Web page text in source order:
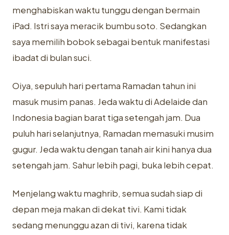
menghabiskan waktu tunggu dengan bermain
iPad. Istri saya meracik bumbu soto. Sedangkan
saya memilih bobok sebagai bentuk manifestasi
ibadat di bulan suci.
Oiya, sepuluh hari pertama Ramadan tahun ini
masuk musim panas. Jeda waktu di Adelaide dan
Indonesia bagian barat tiga setengah jam. Dua
puluh hari selanjutnya, Ramadan memasuki musim
gugur. Jeda waktu dengan tanah air kini hanya dua
setengah jam. Sahur lebih pagi, buka lebih cepat.
Menjelang waktu maghrib, semua sudah siap di
depan meja makan di dekat tivi. Kami tidak
sedang menunggu azan di tivi, karena tidak